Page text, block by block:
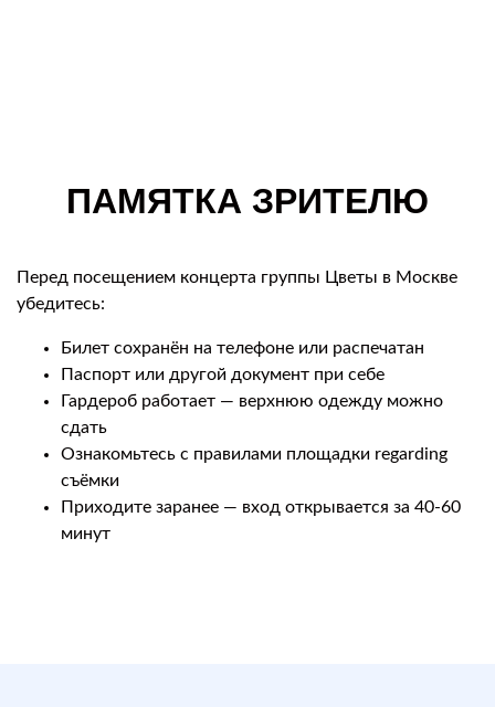
ПАМЯТКА ЗРИТЕЛЮ
Перед посещением концерта группы Цветы в Москве
убедитесь:
Билет сохранён на телефоне или распечатан
Паспорт или другой документ при себе
Гардероб работает — верхнюю одежду можно
сдать
Ознакомьтесь с правилами площадки regarding
съёмки
Приходите заранее — вход открывается за 40-60
минут